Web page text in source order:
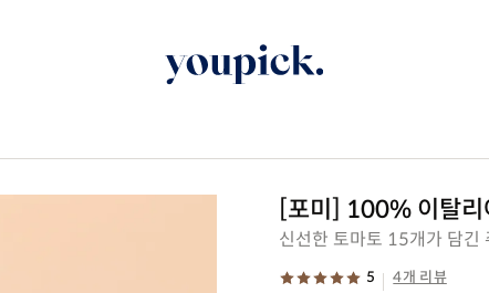
[포미] 100% 이탈
신선한 토마토 15개가 담긴
5 4개 리뷰